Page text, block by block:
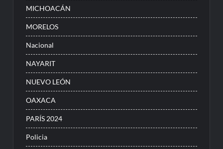
MICHOACÁN
MORELOS
Nacional
NAYARIT
NUEVO LEÓN
OAXACA
PARÍS 2024
Policia